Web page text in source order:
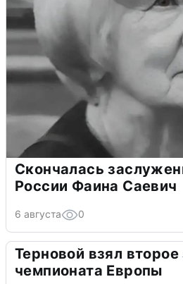
Скончалась
России Фаина Саевич
6 августа 0
Терновой взял второе
чемпионата Европы